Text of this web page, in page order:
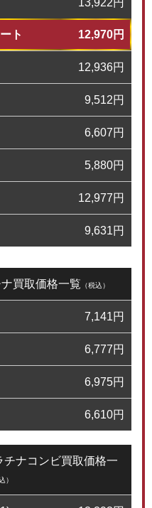
13,922円
ト 12,970円
12,936円
9,512円
6,607円
5,880円
12,977円
9,631円
買取価格一覧 （税込）
7,141円
6,777円
6,975円
6,610円
ナコンビ買取価格一
）